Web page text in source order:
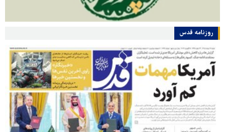
روزنامه قدس